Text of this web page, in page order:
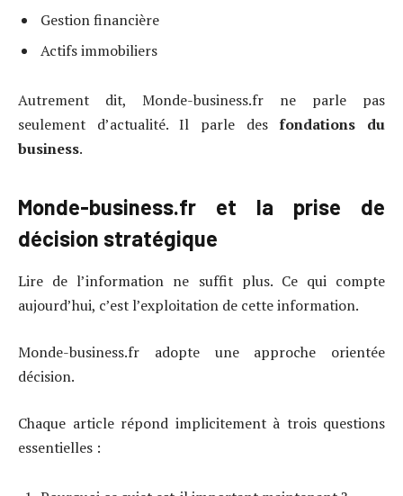
Gestion financière
Actifs immobiliers
Autrement dit, Monde-business.fr ne parle pas
seulement d’actualité. Il parle desfondations du
business.
Monde-business.fr et la prise de
décision stratégique
Lire de l’information ne suffit plus. Ce qui compte
aujourd’hui, c’est l’exploitation de cette information.
Monde-business.fr adopte une approche orientée
décision.
Chaque article répond implicitement à trois questions
essentielles :